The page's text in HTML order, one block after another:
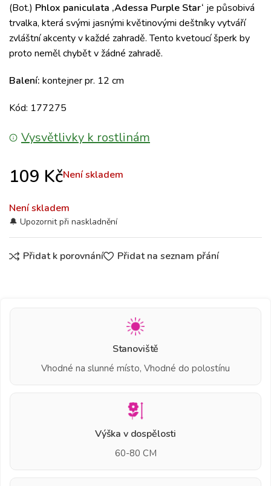
(Bot.) Phlox paniculata ‚Adessa Purple Star‘ je působivá
trvalka, která svými jasnými květinovými deštníky vytváří
zvláštní akcenty v každé zahradě. Tento kvetoucí šperk by
proto neměl chybět v žádné zahradě.
Balení: kontejner pr. 12 cm
Kód: 177275
Vysvětlivky k rostlinám
109 KčNení skladem
Není skladem
Přidat k porovnání Přidat na seznam přání
Stanoviště
Vhodné na slunné místo, Vhodné do polostínu
Výška v dospělosti
60-80 CM